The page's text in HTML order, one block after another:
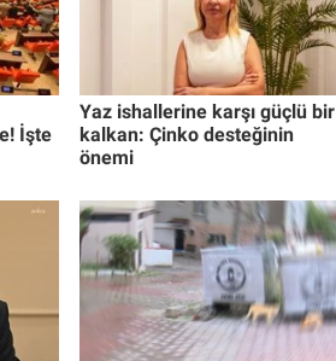
İşte
Yaz ishallerine karşı güçlü bir
kalkan: Çinko desteğinin
önemi